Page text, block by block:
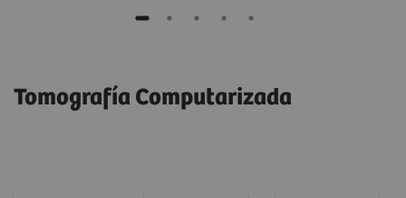
Tomografía Computarizada